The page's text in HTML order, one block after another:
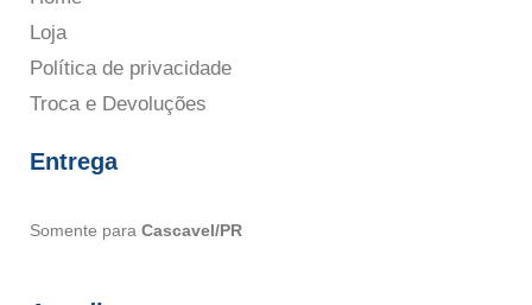
Loja
Política de privacidade
Troca e Devoluções
Entrega
Somente para Cascavel/PR